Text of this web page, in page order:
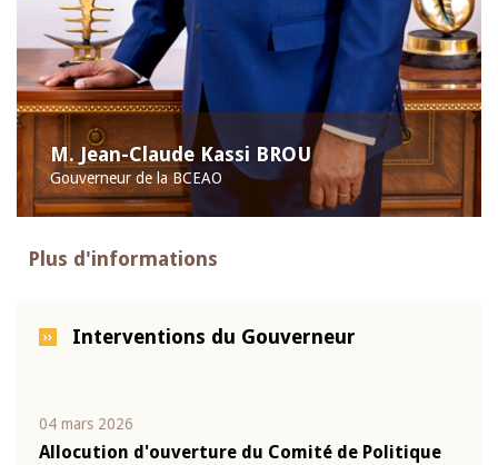
M. Jean-Claude Kassi BROU
Gouverneur de la BCEAO
Plus d'informations
Interventions du Gouverneur
04 mars 2026
Allocution d'ouverture du Comité de Politique